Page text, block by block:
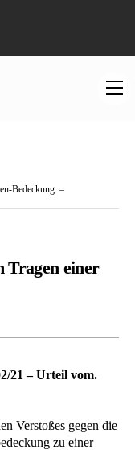
Bedeckung –
Tragen einer
21 – Urteil vom.
Verstoßes gegen die
zu einer